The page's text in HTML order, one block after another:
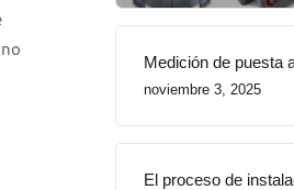
Medición de puesta
noviembre 3, 2025
El proceso de